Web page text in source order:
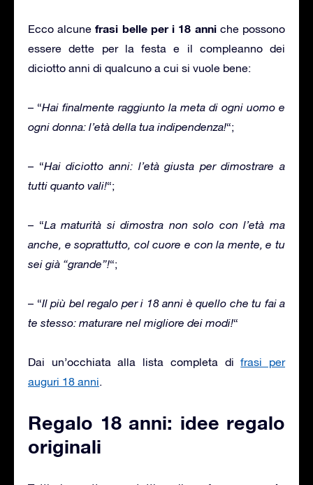
Ecco alcunefrasi belle per i 18 anniche possono
essere dette per la festa e il compleanno dei
diciotto anni di qualcuno a cui si vuole bene:
– “Hai finalmente raggiunto la meta di ogni uomo e
ogni donna: l’età della tua indipendenza!“;
– “Hai diciotto anni: l’età giusta per dimostrare a
tutti quanto vali!“;
– “La maturità si dimostra non solo con l’età ma
anche, e soprattutto, col cuore e con la mente, e tu
sei già “grande”!“;
– “Il più bel regalo per i 18 anni è quello che tu fai a
te stesso: maturare nel migliore dei modi!“
Dai un’occhiata alla lista completa difrasi per
auguri 18 anni.
Regalo 18 anni: idee regalo
originali